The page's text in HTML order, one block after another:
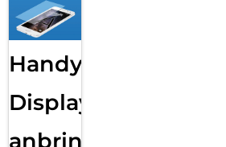
Handy
Displayfolie
anbringen